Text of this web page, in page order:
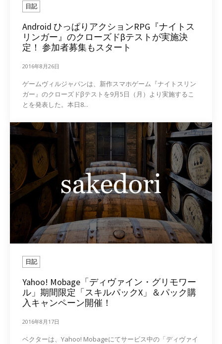
日記
Android ひっぱりアクションRPG『ナイトス
リンガー』のクローズドβテストが実施決
定！ 参加者募集もスタート
2016年8月26日
ゲームヴィルジャパンは、新作スマホゲーム『ナイトスリン
ガー』のクローズドβテストを9月5日（月）より実施するこ
とを発表した。本日8...
日記
Yahoo! Mobage「ディヴァイン・グリモワー
ル」期間限定「スキルパックX」＆パック購
入キャンペーン開催！
2016年8月17日
ベクターは、Yahoo! Mobageにてサービス中の「ディヴァイ